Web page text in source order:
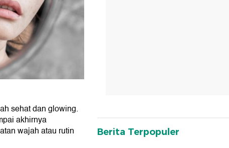
sehat dan glowing.
akhirnya
wajah atau rutin
Berita Terpopuler